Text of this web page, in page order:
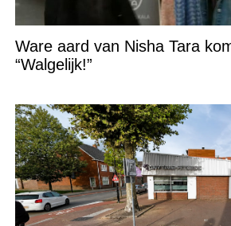
Ware aard van Nisha Tara
“Walgelijk!”